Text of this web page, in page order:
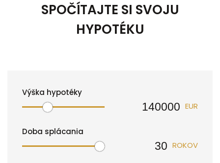
SPOČÍTAJTE SI SVOJU
HYPOTÉKU
Výška hypotéky
EUR
Doba splácania
ROKOV